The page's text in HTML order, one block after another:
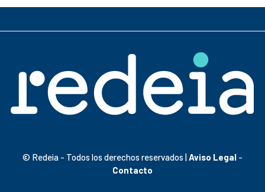
© Redeia - Todos los derechos reservados |Aviso Legal -
Contacto